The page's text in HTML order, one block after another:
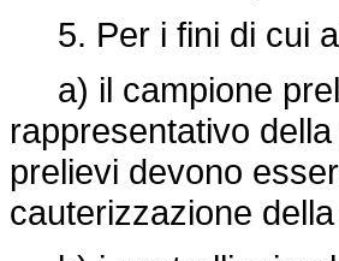
5. Per i fini di cui
a) il campione
rappresentativo
prelievi devono
cauterizzazione